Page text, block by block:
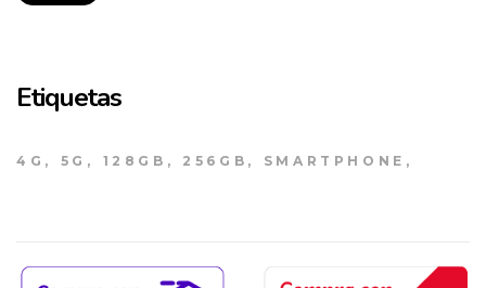
Etiquetas
4G 5G 128GB 256GB SMARTPHONE